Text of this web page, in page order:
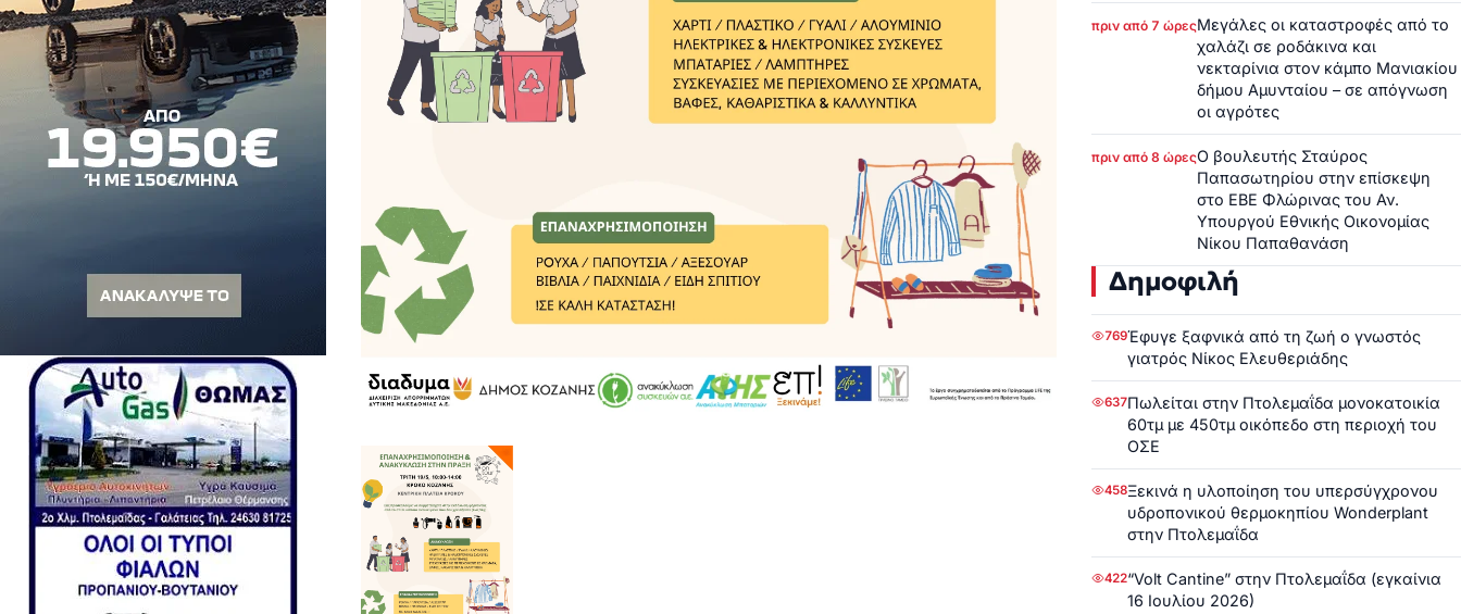
πριν από 7 ώρεςΜεγάλες οι καταστροφές από το
χαλάζι σε ροδάκινα και
νεκταρίνια στον κάμπο Μανιακίου
δήμου Αμυνταίου – σε απόγνωση
οι αγρότες
πριν από 8 ώρεςΟ βουλευτής Σταύρος
Παπασωτηρίου στην επίσκεψη
στο ΕΒΕ Φλώρινας του Αν.
Υπουργού Εθνικής Οικονομίας
Νίκου Παπαθανάση
Δημοφιλή
769Έφυγε ξαφνικά από τη ζωή ο γνωστός
γιατρός Νίκος Ελευθεριάδης
637Πωλείται στην Πτολεμαΐδα μονοκατοικία
60τμ με 450τμ οικόπεδο στη περιοχή του
ΟΣΕ
458Ξεκινά η υλοποίηση του υπερσύγχρονου
υδροπονικού θερμοκηπίου Wonderplant
στην Πτολεμαΐδα
422“Volt Cantine” στην Πτολεμαΐδα (εγκαίνια
16 Ιουλίου 2026)